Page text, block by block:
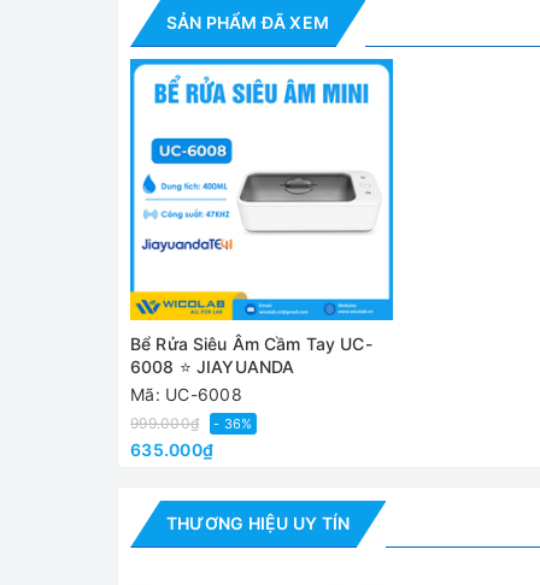
SẢN PHẨM ĐÃ XEM
Bể Rửa Siêu Âm Cầm Tay UC-
6008 ⭐ JIAYUANDA
Mã: UC-6008
999.000₫ - 36%
635.000₫
THƯƠNG HIỆU UY TÍN